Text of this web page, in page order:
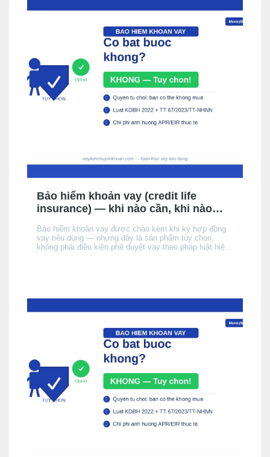
Bảo hiểm khoản vay (credit life
insurance) — khi nào cần, khi nào
Bảo hiểm khoản vay được chào kèm khi ký hợp đồng
vay tiêu dùng — nhưng đây là sản phẩm tùy chọn,
không phải điều kiện phê duyệt vay theo pháp luật hiện